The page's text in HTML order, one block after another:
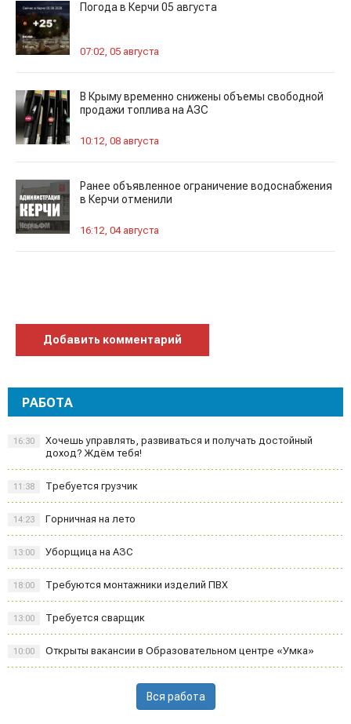
Погода в Керчи 05 августа
07:02, 05 августа
В Крыму временно снижены объемы свободной
продажи топлива на АЗС
10:12, 08 августа
Ранее объявленное ограничение водоснабжения
в Керчи отменили
16:12, 04 августа
Добавить комментарий
РАБОТА
Хочешь управлять, развиваться и получать достойный
доход? Ждём тебя!
16:30
Требуется грузчик
11:38
Горничная на лето
14:23
Уборщица на АЗС
13:00
Требуются монтажники изделий ПВХ
18:00
Требуется сварщик
13:00
Открыты вакансии в Образовательном центре «Умка»
10:00
Вся работа